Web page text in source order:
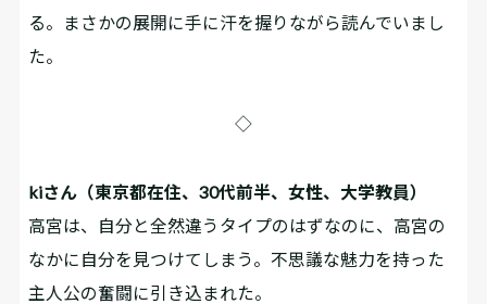
る。まさかの展開に手に汗を握りながら読んでいまし
た。
◇
kiさん（東京都在住、30代前半、女性、大学教員）
高宮は、自分と全然違うタイプのはずなのに、高宮の
なかに自分を見つけてしまう。不思議な魅力を持った
主人公の奮闘に引き込まれた。